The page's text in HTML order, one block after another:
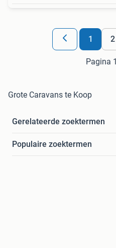
1 2
Pagina
Grote Caravans te Koop
Gerelateerde zoektermen
Populaire zoektermen